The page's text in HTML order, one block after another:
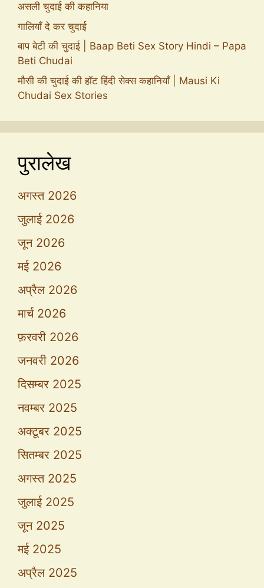
असली चुदाई की कहानिया
गालियाँ दे कर चुदाई
बाप बेटी की चुदाई | Baap Beti Sex Story Hindi – Papa
Beti Chudai
मौसी की चुदाई की हॉट हिंदी सेक्स कहानियाँ | Mausi Ki
Chudai Sex Stories
पुरालेख
अगस्त 2026
जुलाई 2026
जून 2026
मई 2026
अप्रैल 2026
मार्च 2026
फ़रवरी 2026
जनवरी 2026
दिसम्बर 2025
नवम्बर 2025
अक्टूबर 2025
सितम्बर 2025
अगस्त 2025
जुलाई 2025
जून 2025
मई 2025
अप्रैल 2025